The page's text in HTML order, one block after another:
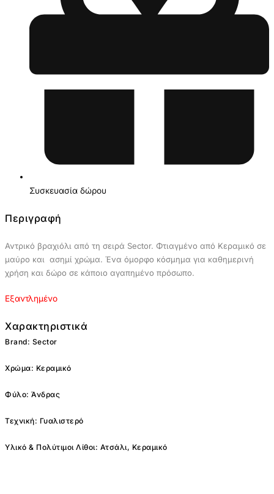
Συσκευασία δώρου
Περιγραφή
Αντρικό βραχιόλι από τη σειρά Sector. Φτιαγμένο από Kεραμικό σε
μαύρο και ασημί χρώμα. Ένα όμορφο κόσμημα για καθημερινή
χρήση και δώρο σε κάποιο αγαπημένο πρόσωπο.
Εξαντλημένο
Χαρακτηριστικά
Brand: Sector
Χρώμα: Kεραμικό
Φύλο: Άνδρας
Τεχνική: Γυαλιστερό
Υλικό & Πολύτιμοι Λίθοι: Ατσάλι, Κεραμικό